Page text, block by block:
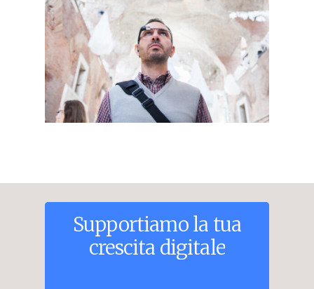
Supportiamo la tua
crescita digitale